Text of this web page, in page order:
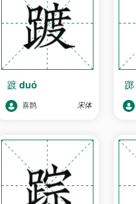
踱duó
喜鹊 宋体
踯